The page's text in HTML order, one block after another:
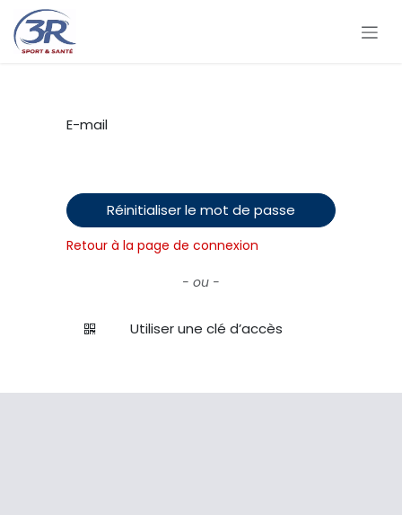
Se rendre au contenu
E-mail
Réinitialiser le mot de passe
Retour à la page de connexion
- ou -
Utiliser une clé d’accès